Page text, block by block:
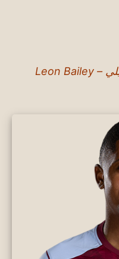
المهاجم الجامايكي ليون بايلي – Leon Bailey